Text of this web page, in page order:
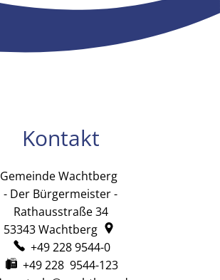
Kontakt
Gemeinde Wachtberg
- Der Bürgermeister -
Rathausstraße 34
53343Wachtberg
+49 228 9544-0
+49 228 9544-123